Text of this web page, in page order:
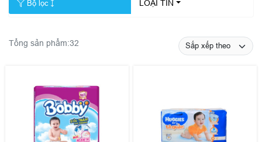
Bộ lọc LOẠI TIN
Tổng sản phẩm:32